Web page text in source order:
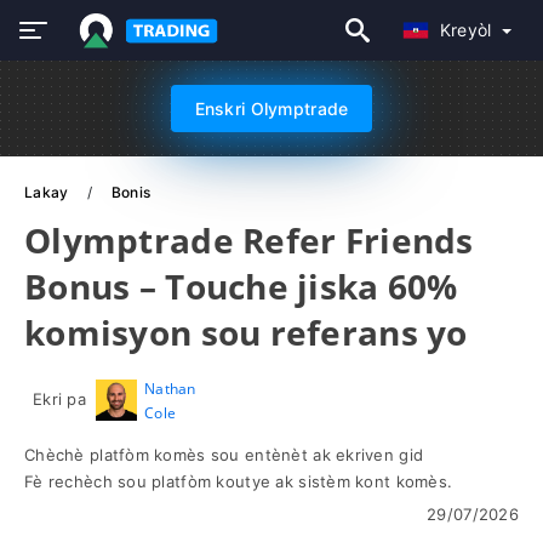
Kreyòl
Enskri Olymptrade
Lakay Bonis
Olymptrade Refer Friends
Bonus – Touche jiska 60%
komisyon sou referans yo
Ekri pa
Nathan
Cole
Chèchè platfòm komès sou entènèt ak ekriven gid
Fè rechèch sou platfòm koutye ak sistèm kont komès.
29/07/2026